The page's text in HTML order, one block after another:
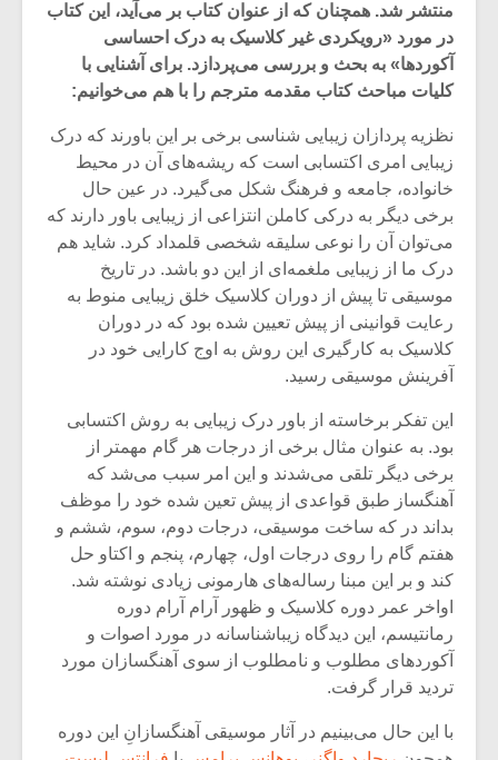
منتشر شد. همچنان که از عنوان کتاب بر می‌آید، این کتاب
در مورد «رویکردی غیر کلاسیک به درک احساسی
آکوردها» به بحث و بررسی می‌پردازد. برای آشنایی با
کلیات مباحث کتاب مقدمه مترجم را با هم می‌خوانیم:
نظزیه‌ پردازان زیبایی شناسی برخی بر این باورند که درک
زیبایی امری اکتسابی است که ریشه‌های آن در محیط
خانواده، جامعه و فرهنگ شکل می‌گیرد. در عین حال
برخی دیگر به درکی کاملن انتزاعی از زیبایی باور دارند که
می‌توان آن را نوعی سلیقه شخصی قلمداد کرد. شاید هم
درک ما از زیبایی ملغمه‌ای از این دو باشد. در تاریخ
موسیقی تا پیش از دوران کلاسیک خلق زیبایی منوط به
رعایت قوانینی از پیش تعیین شده بود که در دوران
کلاسیک به کارگیری این روش به اوج کارایی خود در
آفرینش موسیقی رسید.
این تفکر برخاسته از باور درک زیبایی به روش اکتسابی
بود. به عنوان مثال برخی از درجات هر گام مهمتر از
برخی دیگر تلقی می‌شدند و این امر سبب می‌شد که
آهنگساز طبق قواعدی از پیش تعین شده خود را موظف
بداند در که ساخت موسیقی، درجات دوم، سوم، ششم و
هفتم گام را روی درجات اول، چهارم، پنجم و اکتاو حل
کند و بر این مبنا رساله‌های هارمونی زیادی نوشته شد.
اواخر عمر دوره کلاسیک و ظهور آرام آرام دوره
رمانتیسم، این دیدگاه زیباشناسانه در مورد اصوات و
آکوردهای مطلوب و نامطلوب از سوی آهنگسازان مورد
تردید قرار گرفت.
با این حال می‌بینیم در آثار موسیقی آهنگسازانِ این دوره
میکلوش روژا
متن فیلم «متری
شیش و نیم»
اگر نمی توانی
مشهورترین باشی،
بدنام ترین باش
موسیقی
سکانسی
موسیقی